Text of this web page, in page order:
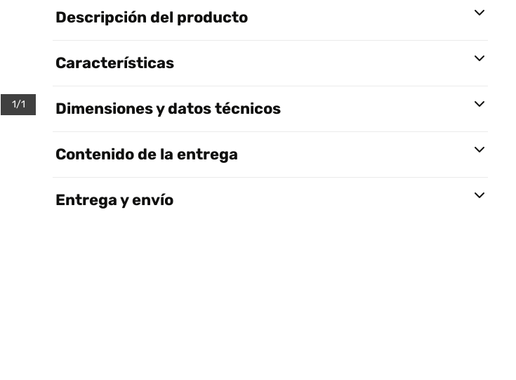
1/1
Descripción del producto
Características
Dimensiones y datos técnicos
Contenido de la entrega
Entrega y envío